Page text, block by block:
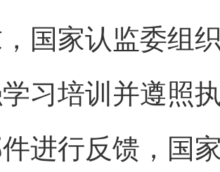
国家认监委组
习培训并遵照
进行反馈，国